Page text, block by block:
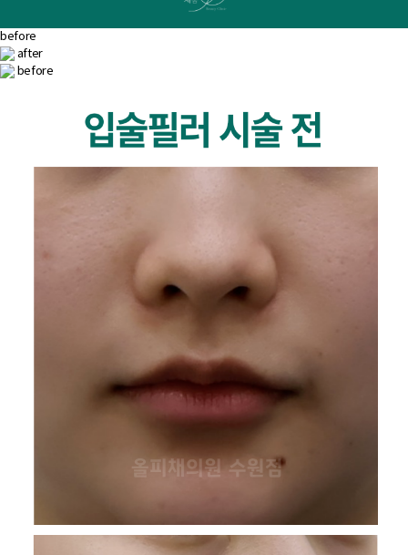
before
after
before